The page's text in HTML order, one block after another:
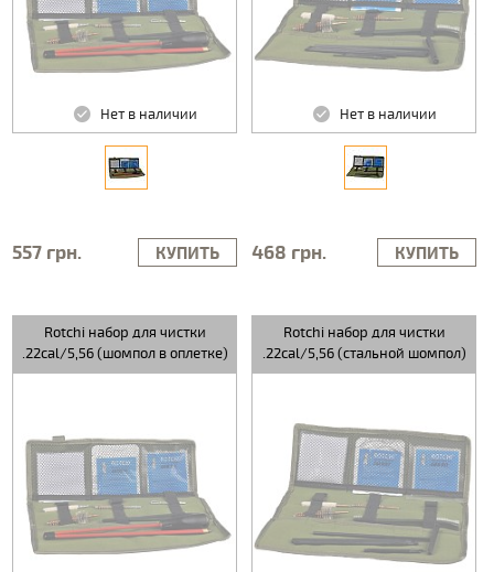
Нет в наличии
557 грн. КУПИТЬ
Нет в наличии
468 грн. КУПИТЬ
Rotchi набор для чистки
.22cal/5,56 (шомпол в оплетке)
Rotchi набор для чистки
.22cal/5,56 (стальной шомпол)